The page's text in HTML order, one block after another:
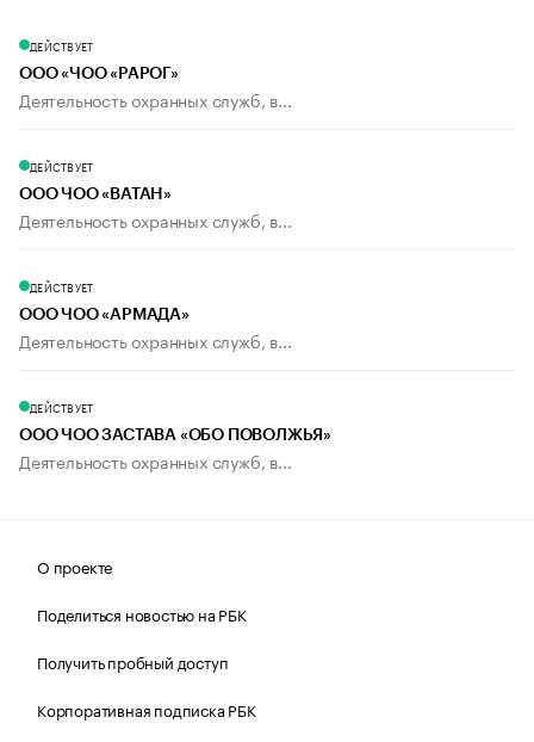
ДЕЙСТВУЕТ
ООО «ЧОО «РАРОГ»
Деятельность охранных служб, в...
ДЕЙСТВУЕТ
ООО ЧОО «ВАТАН»
Деятельность охранных служб, в...
ДЕЙСТВУЕТ
ООО ЧОО «АРМАДА»
Деятельность охранных служб, в...
ДЕЙСТВУЕТ
ООО ЧОО ЗАСТАВА «ОБО ПОВОЛЖЬЯ»
Деятельность охранных служб, в...
О проекте
Поделиться новостью на РБК
Получить пробный доступ
Корпоративная подписка РБК